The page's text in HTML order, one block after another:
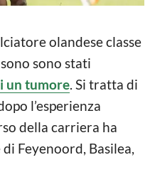
olandese classe
sono stati
un tumore. Si tratta di
l’esperienza
della carriera ha
Feyenoord, Basilea,